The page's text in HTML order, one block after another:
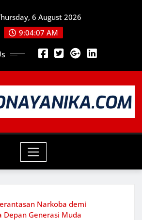
6 August 2026
9:04:09 AM
Narkoba demi
Depan Generasi Muda